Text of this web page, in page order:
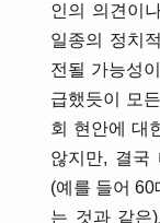
인의 의견이
일종의 정치
전될 가능성
급했듯이 모
회 현안에 대
않지만, 결국
(예를 들어 60
는 것과 같은